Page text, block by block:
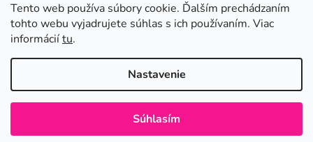
Tento web používa súbory cookie. Ďalším prechádzaním
tohto webu vyjadrujete súhlas s ich používaním. Viac
informáciítu.
Nastavenie
Súhlasím
vyhradené.